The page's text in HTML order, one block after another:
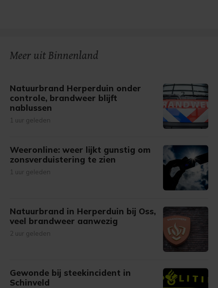
Meer uit Binnenland
Natuurbrand Herperduin onder
controle, brandweer blijft
nablussen
1 uur geleden
Weeronline: weer lijkt gunstig om
zonsverduistering te zien
1 uur geleden
Natuurbrand in Herperduin bij Oss,
veel brandweer aanwezig
2 uur geleden
Gewonde bij steekincident in
Schinveld